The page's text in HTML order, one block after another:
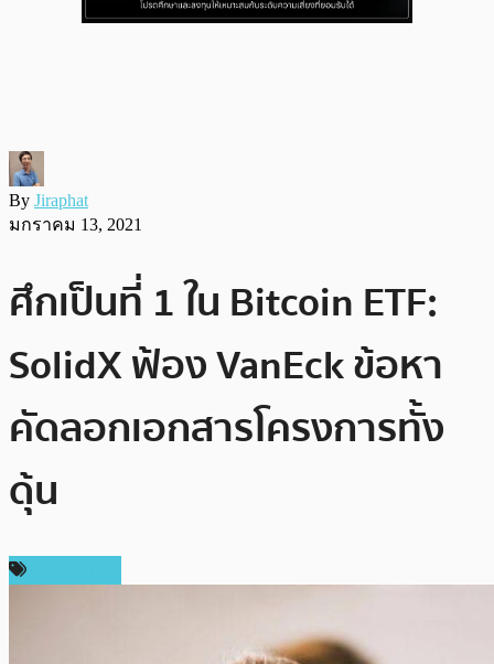
By Jiraphat
มกราคม 13, 2021
ศึกเป็นที่ 1 ใน Bitcoin ETF:
SolidX ฟ้อง VanEck ข้อหา
คัดลอกเอกสารโครงการทั้ง
ดุ้น